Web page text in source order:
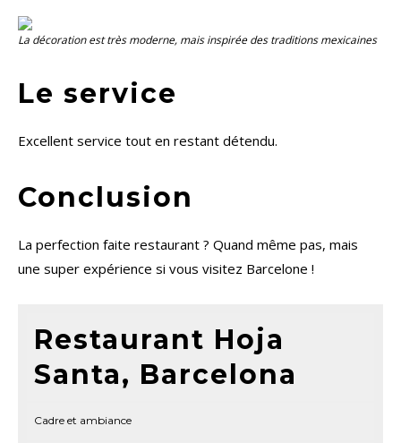
La décoration est très moderne, mais inspirée des traditions mexicaines
Le service
Excellent service tout en restant détendu.
Conclusion
La perfection faite restaurant ? Quand même pas, mais
une super expérience si vous visitez Barcelone !
Restaurant Hoja
Santa, Barcelona
Cadre et ambiance